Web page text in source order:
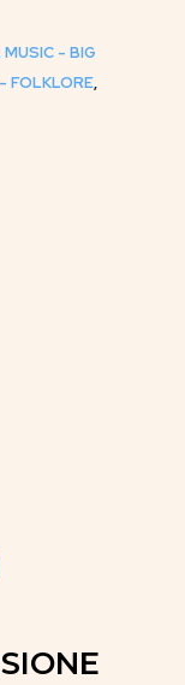
- BIG
FOLKLORE,